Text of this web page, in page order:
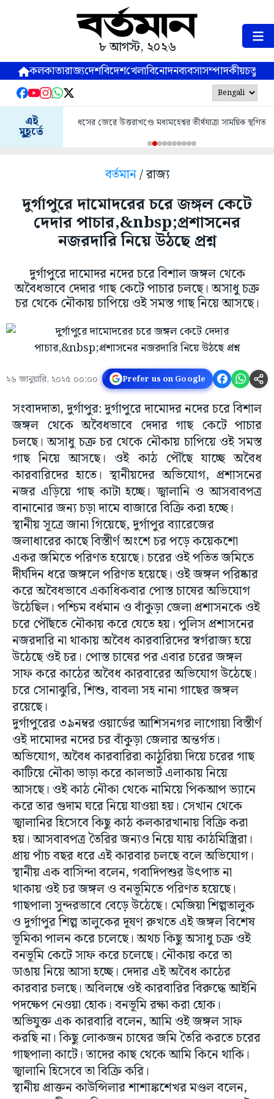
৮ আগস্ট, ২০২৬
কলকাতারাজ্যদেশবিদেশখেলাবিনোদনব্যবসাসম্পাদকীয়
এই
মুহূর্তে
ধসের জেরে উত্তরাখণ্ডে মধ্যমহেশ্বর তীর্থযাত্রা সাময়িক স্থগিত
বর্তমান/ রাজ্য
দুর্গাপুরে দামোদরের চরে জঙ্গল কেটে
দেদার পাচার,&nbsp;প্রশাসনের
নজরদারি নিয়ে উঠছে প্রশ্ন
দুর্গাপুরে দামোদর নদের চরে বিশাল জঙ্গল থেকে
অবৈধভাবে দেদার গাছ কেটে পাচার চলছে। অসাধু চক্র
চর থেকে নৌকায় চাপিয়ে ওই সমস্ত গাছ নিয়ে আসছে।
২৬ জানুয়ারি, ২০২৫ ০০:০০ Prefer us on Google
সংবাদদাতা, দুর্গাপুর: দুর্গাপুরে দামোদর নদের চরে বিশাল
জঙ্গল থেকে অবৈধভাবে দেদার গাছ কেটে পাচার
চলছে। অসাধু চক্র চর থেকে নৌকায় চাপিয়ে ওই সমস্ত
গাছ নিয়ে আসছে। ওই কাঠ পৌঁছে যাচ্ছে অবৈধ
কারবারিদের হাতে। স্থানীয়দের অভিযোগ, প্রশাসনের
নজর এড়িয়ে গাছ কাটা হচ্ছে। জ্বালানি ও আসবাবপত্র
বানানোর জন্য চড়া দামে বাজারে বিক্রি করা হচ্ছে।
স্থানীয় সূত্রে জানা গিয়েছে, দুর্গাপুর ব্যারেজের
জলাধারের কাছে বিস্তীর্ণ অংশে চর পড়ে কয়েকশো
একর জমিতে পরিণত হয়েছে। চরের ওই পতিত জমিতে
দীর্ঘদিন ধরে জঙ্গলে পরিণত হয়েছে। ওই জঙ্গল পরিষ্কার
করে অবৈধভাবে একাধিকবার পোস্ত চাষের অভিযোগ
উঠেছিল। পশ্চিম বর্ধমান ও বাঁকুড়া জেলা প্রশাসনকে ওই
চরে পৌঁছতে নৌকায় করে যেতে হয়। পুলিস প্রশাসনের
নজরদারি না থাকায় অবৈধ কারবারিদের স্বর্গরাজ্য হয়ে
উঠেছে ওই চর। পোস্ত চাষের পর এবার চরের জঙ্গল
সাফ করে কাঠের অবৈধ কারবারের অভিযোগ উঠেছে।
চরে সোনাঝুরি, শিশু, বাবলা সহ নানা গাছের জঙ্গল
রয়েছে।
দুর্গাপুরের ৩৯নম্বর ওয়ার্ডের আশিসনগর লাগোয়া বিস্তীর্ণ
ওই দামোদর নদের চর বাঁকুড়া জেলার অন্তর্গত।
অভিযোগ, অবৈধ কারবারিরা কাঠুরিয়া দিয়ে চরের গাছ
কাটিয়ে নৌকা ভাড়া করে কালভার্ট এলাকায় নিয়ে
আসছে। ওই কাঠ নৌকা থেকে নামিয়ে পিকআপ ভ্যানে
করে তার গুদাম ঘরে নিয়ে যাওয়া হয়। সেখান থেকে
জ্বালানির হিসেবে কিছু কাঠ কলকারখানায় বিক্রি করা
হয়। আসবাবপত্র তৈরির জন্যও নিয়ে যায় কাঠমিস্ত্রিরা।
প্রায় পাঁচ বছর ধরে এই কারবার চলছে বলে অভিযোগ।
স্থানীয় এক বাসিন্দা বলেন, গবাদিপশুর উৎপাত না
থাকায় ওই চর জঙ্গল ও বনভূমিতে পরিণত হয়েছে।
গাছপালা সুন্দরভাবে বেড়ে উঠেছে। মেজিয়া শিল্পতালুক
ও দুর্গাপুর শিল্প তালুকের দূষণ রুখতে এই জঙ্গল বিশেষ
ভূমিকা পালন করে চলেছে। অথচ কিছু অসাধু চক্র ওই
বনভূমি কেটে সাফ করে চলেছে। নৌকায় করে তা
ডাঙায় নিয়ে আসা হচ্ছে। দেদার এই অবৈধ কাঠের
কারবার চলছে। অবিলম্বে ওই কারবারির বিরুদ্ধে আইনি
পদক্ষেপ নেওয়া হোক। বনভূমি রক্ষা করা হোক।
অভিযুক্ত এক কারবারি বলেন, আমি ওই জঙ্গল সাফ
করছি না। কিছু লোকজন চাষের জমি তৈরি করতে চরের
গাছপালা কাটে। তাদের কাছ থেকে আমি কিনে থাকি।
জ্বালানি হিসেবে তা বিক্রি করি।
স্থানীয় প্রাক্তন কাউন্সিলার শাশাঙ্কশেখর মণ্ডল বলেন,